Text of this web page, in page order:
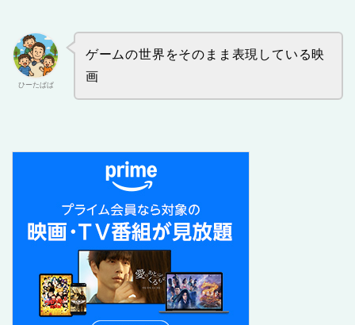
ひーたぱぱ
ゲームの世界をそのまま表現している映
画